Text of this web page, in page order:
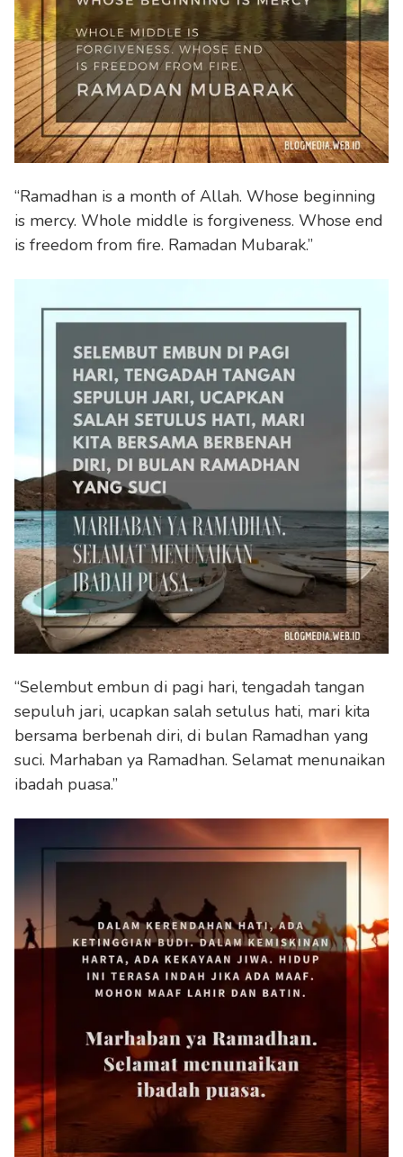
“Ramadhan is a month of Allah. Whose beginning
is mercy. Whole middle is forgiveness. Whose end
is freedom from fire. Ramadan Mubarak.”
“Selembut embun di pagi hari, tengadah tangan
sepuluh jari, ucapkan salah setulus hati, mari kita
bersama berbenah diri, di bulan Ramadhan yang
suci. Marhaban ya Ramadhan. Selamat menunaikan
ibadah puasa.”